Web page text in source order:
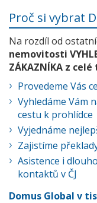
Proč si vybrat
Na rozdíl od
nemovitosti
ZÁKAZNÍKA z
Provedeme Vás
Vyhledáme Vám
cestu k prohlídce
Vyjednáme
Zajistíme
Asistence i
kontaktů v ČJ
Domus Global v